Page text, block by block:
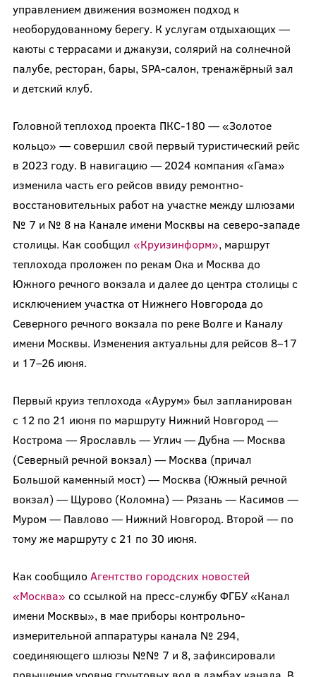
управлением движения возможен подход к
необорудованному берегу. К услугам отдыхающих —
каюты с террасами и джакузи, солярий на солнечной
палубе, ресторан, бары, SPA-салон, тренажёрный зал
и детский клуб.
Головной теплоход проекта ПКС-180 — «Золотое
кольцо» — совершил свой первый туристический рейс
в 2023 году. В навигацию — 2024 компания «Гама»
изменила часть его рейсов ввиду ремонтно-
восстановительных работ на участке между шлюзами
№ 7 и № 8 на Канале имени Москвы на северо-западе
столицы. Как сообщил «Круизинформ», маршрут
теплохода проложен по рекам Ока и Москва до
Южного речного вокзала и далее до центра столицы с
исключением участка от Нижнего Новгорода до
Северного речного вокзала по реке Волге и Каналу
имени Москвы. Изменения актуальны для рейсов 8–17
и 17–26 июня.
Первый круиз теплохода «Аурум» был запланирован
с 12 по 21 июня по маршруту Нижний Новгород —
Кострома — Ярославль — Углич — Дубна — Москва
(Северный речной вокзал) — Москва (причал
Большой каменный мост) — Москва (Южный речной
вокзал) — Щурово (Коломна) — Рязань — Касимов —
Муром — Павлово — Нижний Новгород. Второй — по
тому же маршруту с 21 по 30 июня.
Как сообщило Агентство городских новостей
«Москва» со ссылкой на пресс-службу ФГБУ «Канал
имени Москвы», в мае приборы контрольно-
измерительной аппаратуры канала № 294,
соединяющего шлюзы №№ 7 и 8, зафиксировали